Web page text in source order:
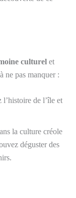
culturel et
ne pas manquer :
l’histoire de l’île et
la culture créole
déguster des